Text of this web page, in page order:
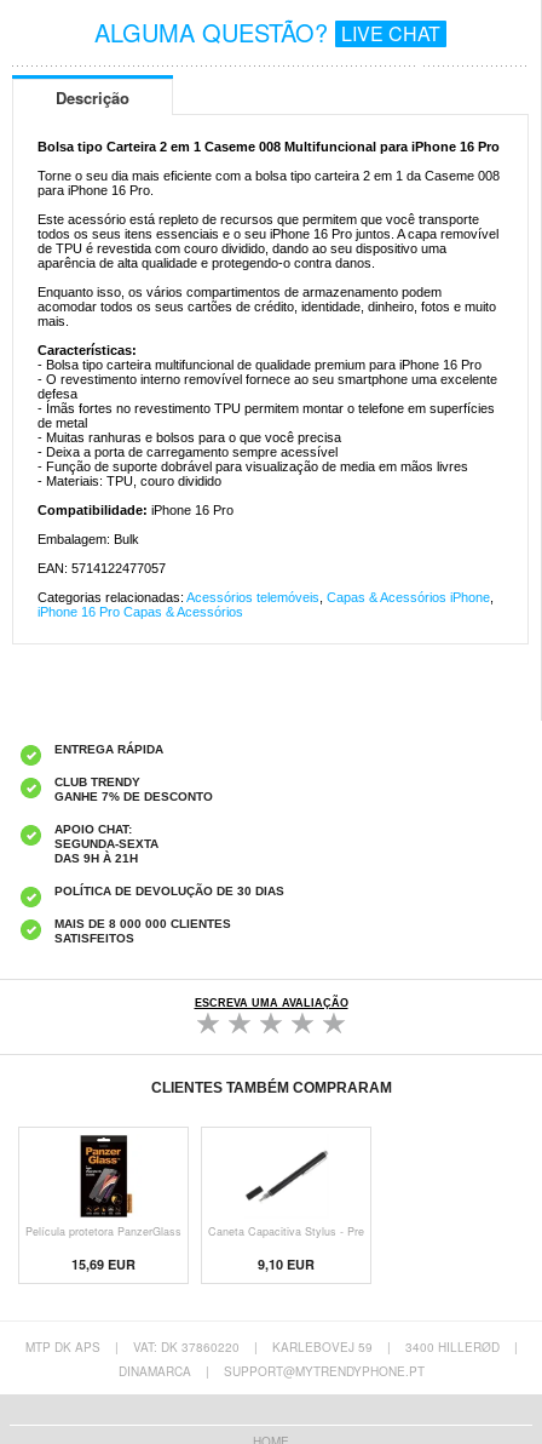
ALGUMA QUESTÃO? LIVE CHAT
Descrição
Bolsa tipo Carteira 2 em 1 Caseme 008 Multifuncional para iPhone 16 Pro
Torne o seu dia mais eficiente com a bolsa tipo carteira 2 em 1 da Caseme 008
para iPhone 16 Pro.
Este acessório está repleto de recursos que permitem que você transporte
todos os seus itens essenciais e o seu iPhone 16 Pro juntos. A capa removível
de TPU é revestida com couro dividido, dando ao seu dispositivo uma
aparência de alta qualidade e protegendo-o contra danos.
Enquanto isso, os vários compartimentos de armazenamento podem
acomodar todos os seus cartões de crédito, identidade, dinheiro, fotos e muito
mais.
Características:
- Bolsa tipo carteira multifuncional de qualidade premium para iPhone 16 Pro
- O revestimento interno removível fornece ao seu smartphone uma excelente
defesa
- Ímãs fortes no revestimento TPU permitem montar o telefone em superfícies
de metal
- Muitas ranhuras e bolsos para o que você precisa
- Deixa a porta de carregamento sempre acessível
- Função de suporte dobrável para visualização de media em mãos livres
- Materiais: TPU, couro dividido
Compatibilidade: iPhone 16 Pro
Embalagem: Bulk
EAN: 5714122477057
Categorias relacionadas: Acessórios telemóveis Capas & Acessórios iPhone
iPhone 16 Pro Capas & Acessórios
ENTREGA RÁPIDA
CLUB TRENDY
GANHE 7% DE DESCONTO
APOIO CHAT:
SEGUNDA-SEXTA
DAS 9H À 21H
POLÍTICA DE DEVOLUÇÃO DE 30 DIAS
MAIS DE 8 000 000 CLIENTES
SATISFEITOS
ESCREVA UMA AVALIAÇÃO
CLIENTES TAMBÉM COMPRARAM
Película protetora PanzerGlass
15,69 EUR
Caneta Capacitiva Stylus - Pre
9,10 EUR
MTP DK APS | VAT: DK 37860220 | KARLEBOVEJ 59 | 3400 HILLERØD
|
DINAMARCA
| SUPPORT@MYTRENDYPHONE.PT